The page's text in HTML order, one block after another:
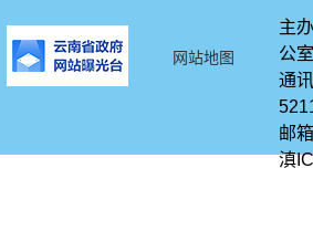
网站地图
主
公室
通
邮
滇